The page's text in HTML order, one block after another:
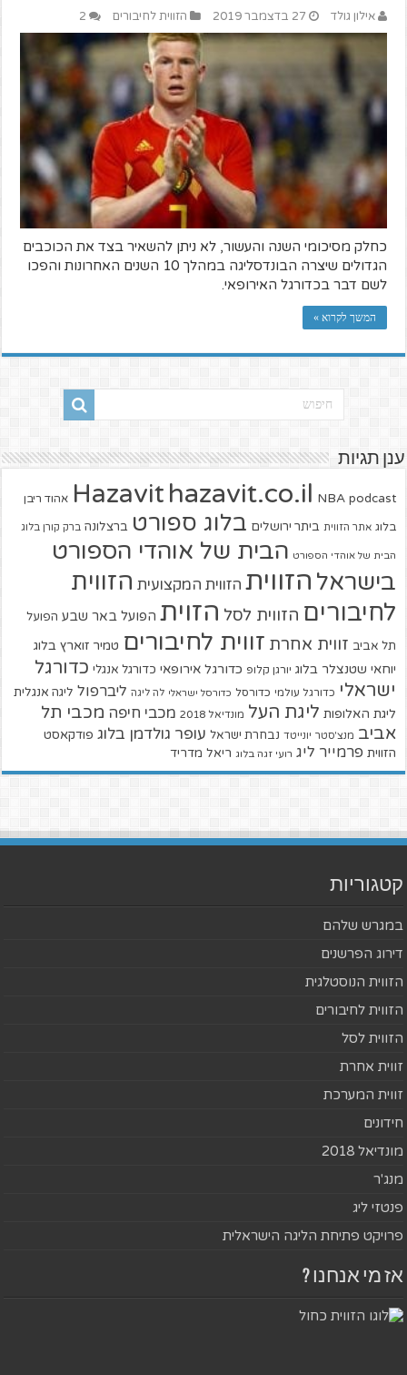
אילון גולד 27 בדצמבר 2019 הזווית לחיבורים 2
כחלק מסיכומי השנה והעשור, לא ניתן להשאיר בצד את הכוכבים
הגדולים שיצרה הבונדסליגה במהלך 10 השנים האחרונות והפכו
לשם דבר בכדורגל האירופאי.
המשך לקרוא »
ענן תגיות
Hazavit hazavit.co.il NBA podcast אהוד ריבן
בלוג אתר הזווית ביתר ירושלים בלוג ספורט ברצלונה ברק קורן בלוג
הבית של אוהדי הספורט הבית של אוהדי הספורט
בישראל הזווית הזווית המקצועית הזווית
לחיבורים הזווית לסל הזוית הפועל באר שבע הפועל
תל אביב זווית אחרת זווית לחיבורים טמיר זוארץ בלוג
יוחאי שטנצלר בלוג יורגן קלופ כדורגל אירופאי כדורגל אנגלי כדורגל
ישראלי כדורגל עולמי כדורסל כדורסל ישראלי לה ליגה ליברפול ליגה אנגלית
ליגת האלופות ליגת העל מונדיאל 2018 מכבי חיפה מכבי תל
אביב מנצ'סטר יונייטד נבחרת ישראל עופר גולדמן בלוג פודקאסט
הזווית פרמייר ליג רועי זגה בלוג ריאל מדריד
קטגוריות
במגרש שלהם
דירוג הפרשנים
הזווית הנוסטלגית
הזווית לחיבורים
הזווית לסל
זווית אחרת
זווית המערכת
חידונים
מונדיאל 2018
מנג'ר
פנטזי ליג
פרויקט פתיחת הליגה הישראלית
אז מי אנחנו ?